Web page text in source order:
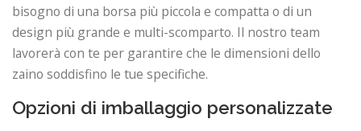
bisogno di una borsa più piccola e compatta o di un
design più grande e multi-scomparto. Il nostro team
lavorerà con te per garantire che le dimensioni dello
zaino soddisfino le tue specifiche.
Opzioni di imballaggio personalizzate